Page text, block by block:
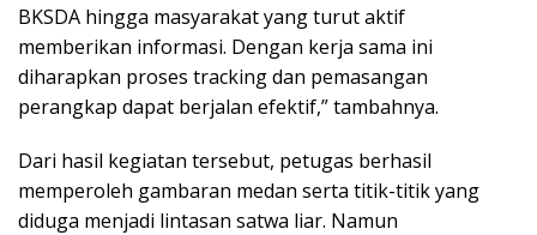
BKSDA hingga masyarakat yang turut aktif
memberikan informasi. Dengan kerja sama ini
diharapkan proses tracking dan pemasangan
perangkap dapat berjalan efektif,” tambahnya.
Dari hasil kegiatan tersebut, petugas berhasil
memperoleh gambaran medan serta titik-titik yang
diduga menjadi lintasan satwa liar. Namun